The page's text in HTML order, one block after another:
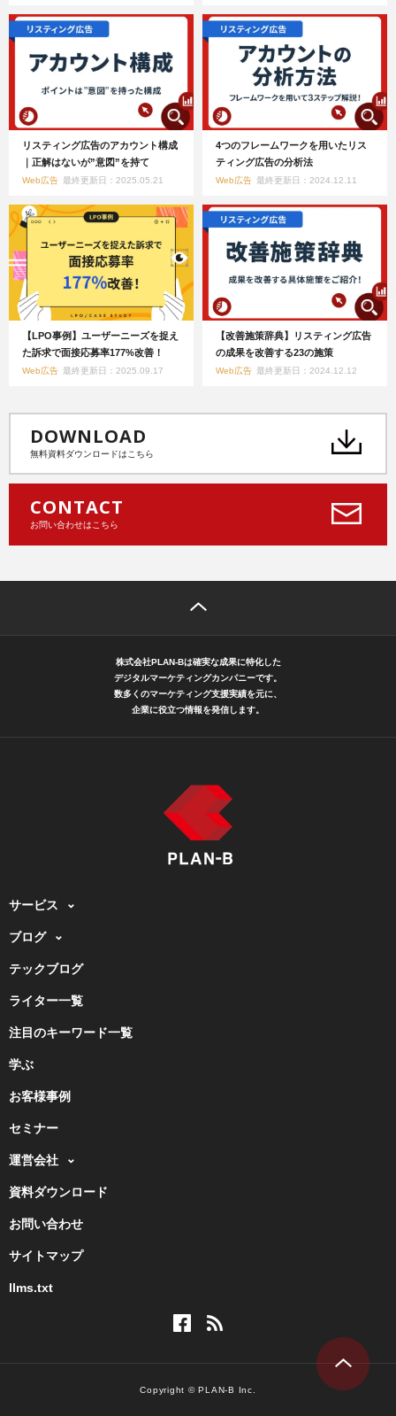
リスティング広告のアカウント構成
｜正解はないが”意図”を持て
Web広告 最終更新日：2025.05.21
4つのフレームワークを用いたリス
ティング広告の分析法
Web広告 最終更新日：2024.12.11
【LPO事例】ユーザーニーズを捉え
た訴求で面接応募率177%改善！
Web広告 最終更新日：2025.09.17
【改善施策辞典】リスティング広告
の成果を改善する23の施策
Web広告 最終更新日：2024.12.12
DOWNLOAD
無料資料ダウンロードはこちら
CONTACT
お問い合わせはこちら
株式会社PLAN-Bは確実な成果に特化した
デジタルマーケティングカンパニーです。
数多くのマーケティング支援実績を元に、
企業に役立つ情報を発信します。
サービス
ブログ
テックブログ
ライター一覧
注目のキーワード一覧
学ぶ
お客様事例
セミナー
運営会社
資料ダウンロード
お問い合わせ
サイトマップ
llms.txt
Copyright © PLAN-B Inc.